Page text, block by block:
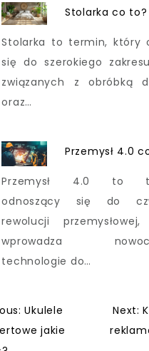
Stolarka co to?
Stolarka to termin, który
się do szerokiego
związanych z obróbką
oraz…
Przemysł 4.0
Przemysł 4.0 to
odnoszący się do
rewolucji
wprowadza
technologie do…
Ukulele
jakie
Next: